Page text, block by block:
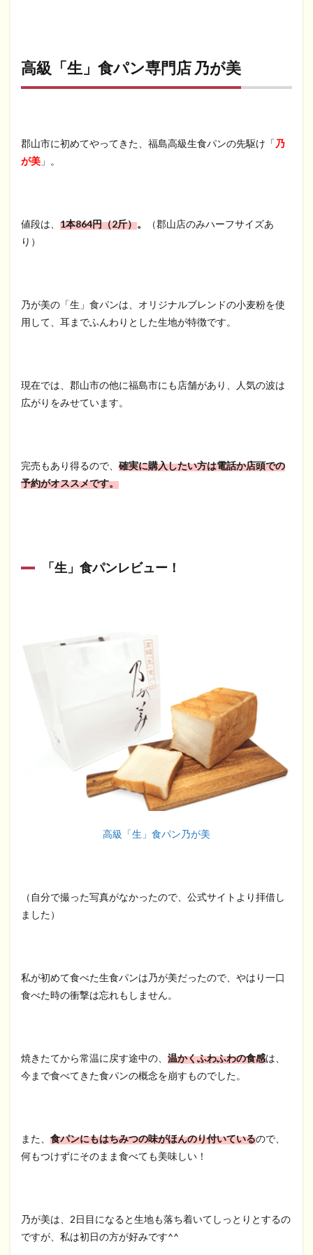
高級「生」食パン専門店 乃が美
郡山市に初めてやってきた、福島高級生食パンの先駆け「乃
が美 」。
値段は、 1本864円（2斤）。
（郡山店のみハーフサイズあ
り）
乃が美の「生」食パンは、オリジナルブレンドの小麦粉を使
用して、耳までふんわりとした生地が特徴です。
現在では、郡山市の他に福島市にも店舗があり、人気の波は
広がりをみせています。
完売もあり得るので、 確実に購入したい方は電話か店頭での
予約がオススメです。
「生」食パンレビュー！
高級「生」食パン乃が美
（自分で撮った写真がなかったので、公式サイトより拝借し
ました）
私が初めて食べた生食パンは乃が美だったので、やはり一口
食べた時の衝撃は忘れもしません。
焼きたてから常温に戻す途中の、 温かくふわふわの食感は、
今まで食べてきた食パンの概念を崩すものでした。
また、 食パンにもはちみつの味がほんのり付いているので、
何もつけずにそのまま食べても美味しい！
乃が美は、2日目になると生地も落ち着いてしっとりとするの
ですが、私は初日の方が好みです^^